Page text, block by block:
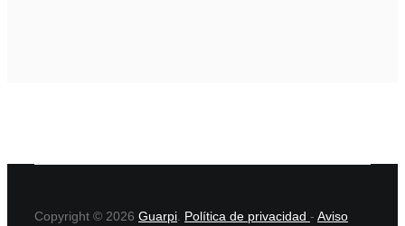
Copyright © 2026 Guarpi Política de privacidad - Aviso